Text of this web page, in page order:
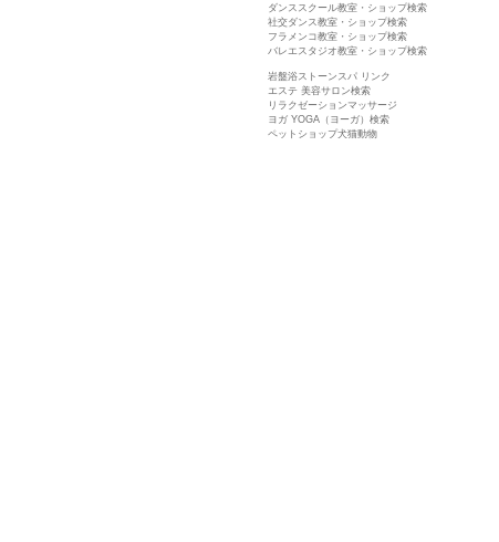
ダンススクール教室・ショップ検索
社交ダンス教室・ショップ検索
フラメンコ教室・ショップ検索
バレエスタジオ教室・ショップ検索
岩盤浴ストーンスパ リンク
エステ 美容サロン検索
リラクゼーションマッサージ
ヨガ YOGA（ヨーガ）検索
ペットショップ犬猫動物